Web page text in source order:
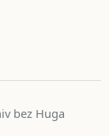
bez Huga